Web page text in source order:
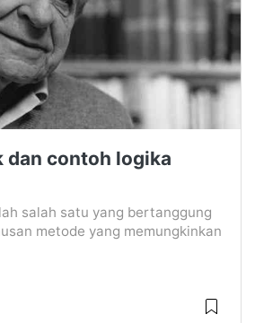
dan contoh logika
salah satu yang bertanggung
metode yang memungkinkan